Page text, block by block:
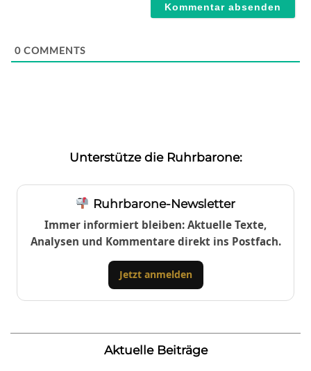
0 COMMENTS
Unterstütze die Ruhrbarone:
Ruhrbarone-Newsletter
Immer informiert bleiben: Aktuelle Texte,
Analysen und Kommentare direkt ins Postfach.
Jetzt anmelden
Aktuelle Beiträge